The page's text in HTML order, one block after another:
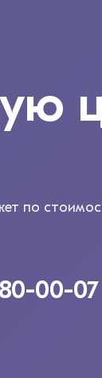
по
00-07